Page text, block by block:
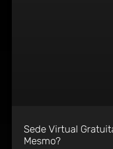
Sede Virtual
Mesmo?